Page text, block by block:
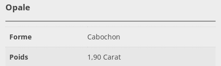
Opale
Forme Cabochon
Poids 1,90 Carat